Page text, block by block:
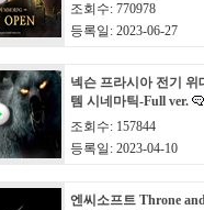
조회수: 770978
등록일: 2023-06-27
넥슨 프라시아 전기 위
템 시네마틱-Full ver.
조회수: 157844
등록일: 2023-04-10
엔씨소프트 Throne